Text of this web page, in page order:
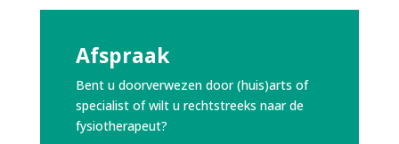
Afspraak
Bent u doorverwezen door (huis)arts of
specialist of wilt u rechtstreeks naar de
fysiotherapeut?